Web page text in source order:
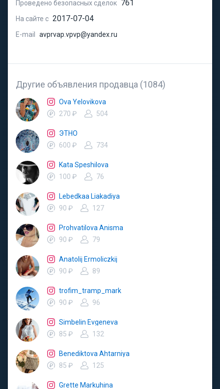
Проведено безопасных сделок 761
На сайте с 2017-07-04
E-mail avprvap.vpvp@yandex.ru
Другие объявления продавца (1084)
Ova Yelovikova
270 ₽
504
ЭТНО
600 ₽
734
Kata Speshilova
100 ₽
76
Lebedkaa Liakadiya
90 ₽
127
Prohvatilova Anisma
90 ₽
79
Anatolij Ermoliczkij
90 ₽
89
trofim_tramp_mark
90 ₽
96
Simbelin Evgeneva
85 ₽
132
Benediktova Ahtarniya
85 ₽
125
Grette Markuhina